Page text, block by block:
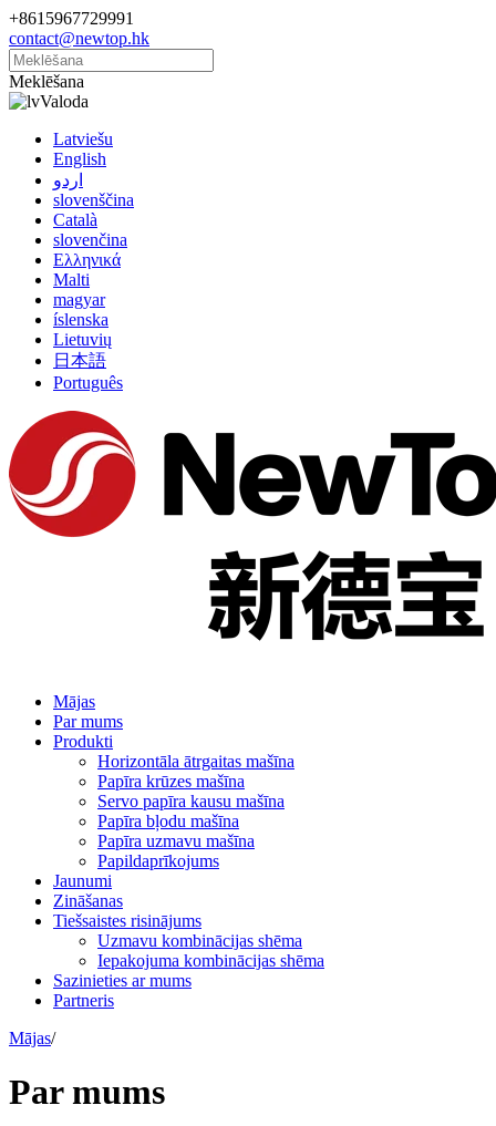
+8615967729991
contact@newtop.hk
Meklēšana
Valoda
Latviešu
English
اردو
slovenščina
Català
slovenčina
Ελληνικά
Malti
magyar
íslenska
Lietuvių
日本語
Português
Mājas
Par mums
Produkti
Horizontāla ātrgaitas mašīna
Papīra krūzes mašīna
Servo papīra kausu mašīna
Papīra bļodu mašīna
Papīra uzmavu mašīna
Papildaprīkojums
Jaunumi
Zināšanas
Tiešsaistes risinājums
Uzmavu kombinācijas shēma
Iepakojuma kombinācijas shēma
Sazinieties ar mums
Partneris
Mājas/
Par mums